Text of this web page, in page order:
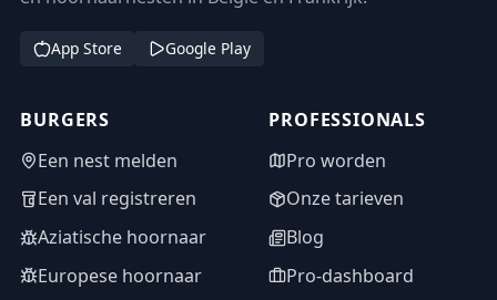
App Store Google Play
BURGERS
Een nest melden
Een val registreren
Aziatische hoornaar
Europese hoornaar
PROFESSIONALS
Pro worden
Onze tarieven
Blog
Pro-dashboard